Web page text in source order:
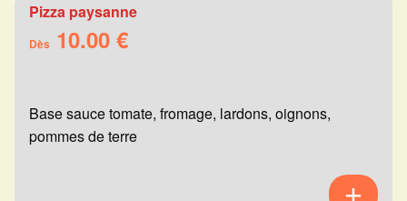
Pizza paysanne
Dès 10.00 €
Base sauce tomate, fromage, lardons, oignons,
pommes de terre